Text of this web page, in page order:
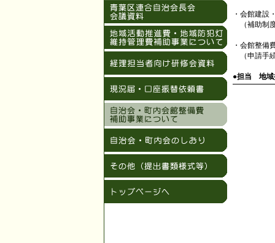
・会館建
（補助制
・会館整
（申請手
●担当 地域